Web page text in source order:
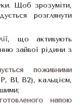
Щоб зрозуміти,
розглянути
, що активують
зайвої рідини з
поживними
B1, B2), кальцієм,
напою